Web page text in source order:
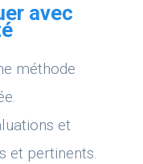
avec
méthode
et
et pertinents.